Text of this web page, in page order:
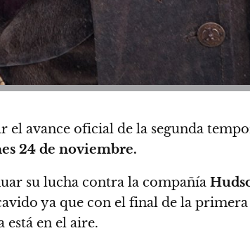
el avance oficial de la segunda
24 de noviembre.
su lucha contra la compañía
ya que con el final de la
está en el aire.